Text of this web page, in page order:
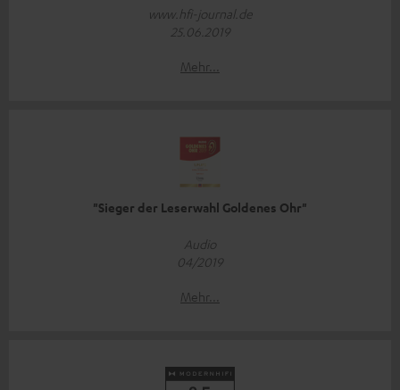
www.hfi-journal.de
25.06.2019
Mehr...
"Sieger der Leserwahl Goldenes Ohr"
Audio
04/2019
Mehr...